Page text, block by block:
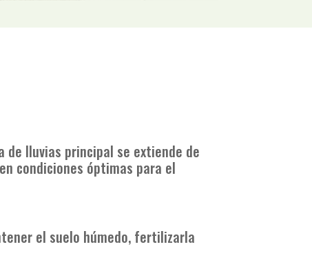
de lluvias principal se extiende de
condiciones óptimas para el
el suelo húmedo, fertilizarla